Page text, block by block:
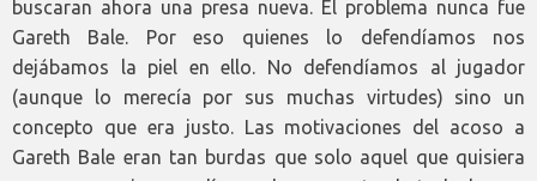
buscaran ahora una presa nueva. El problema nunca fue
Gareth Bale. Por eso quienes lo defendíamos nos
dejábamos la piel en ello. No defendíamos al jugador
(aunque lo merecía por sus muchas virtudes) sino un
concepto que era justo. Las motivaciones del acoso a
Gareth Bale eran tan burdas que solo aquel que quisiera